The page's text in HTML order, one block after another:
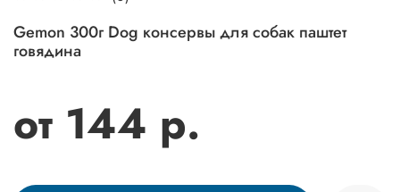
Gemon 300г Dog консервы для собак паштет
говядина
от 144 р.